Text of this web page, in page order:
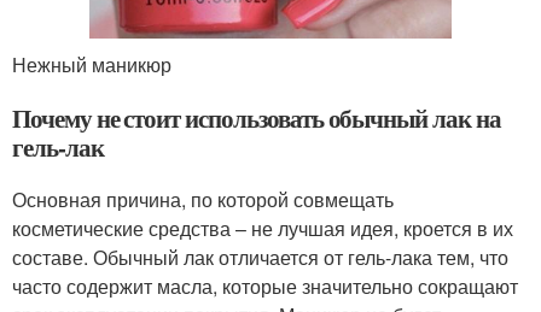
Нежный маникюр
Почему не стоит использовать обычный лак на
гель-лак
Основная причина, по которой совмещать
косметические средства – не лучшая идея, кроется в их
составе. Обычный лак отличается от гель-лака тем, что
часто содержит масла, которые значительно сокращают